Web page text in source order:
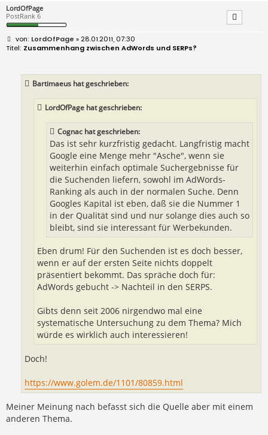
LordOfPage
PostRank 6
B
e
LordOfPage » 28.01.2011, 07:30
Zusammenhang zwischen AdWords und SERPs?
Bartimaeus hat geschrieben:
LordOfPage hat geschrieben:
Cognac hat geschrieben:
Das ist sehr kurzfristig gedacht. Langfristig macht
Google eine Menge mehr "Asche", wenn sie
weiterhin einfach optimale Suchergebnisse für
die Suchenden liefern, sowohl im AdWords-
Ranking als auch in der normalen Suche. Denn
Googles Kapital ist eben, daß sie die Nummer 1
in der Qualität sind und nur solange dies auch so
bleibt, sind sie interessant für Werbekunden.
Eben drum! Für den Suchenden ist es doch besser,
wenn er auf der ersten Seite nichts doppelt
präsentiert bekommt. Das spräche doch für:
AdWords gebucht -> Nachteil in den SERPS.
Gibts denn seit 2006 nirgendwo mal eine
systematische Untersuchung zu dem Thema? Mich
würde es wirklich auch interessieren!
Doch!
https://www.golem.de/1101/80859.html
Meiner Meinung nach befasst sich die Quelle aber mit einem
anderen Thema.